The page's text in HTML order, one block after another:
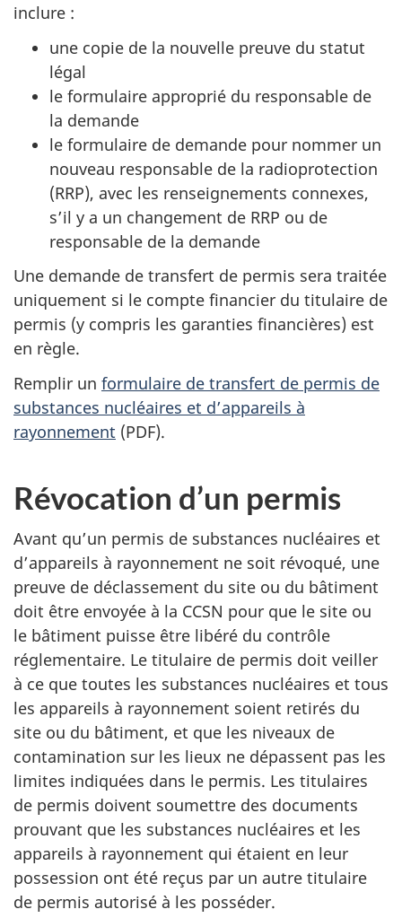
inclure :
une copie de la nouvelle preuve du statut
légal
le formulaire approprié du responsable de
la demande
le formulaire de demande pour nommer un
nouveau responsable de la radioprotection
(RRP), avec les renseignements connexes,
s’il y a un changement de RRP ou de
responsable de la demande
Une demande de transfert de permis sera traitée
uniquement si le compte financier du titulaire de
permis (y compris les garanties financières) est
en règle.
Remplir un formulaire de transfert de permis de
substances nucléaires et d’appareils à
rayonnement (PDF).
Révocation d’un permis
Avant qu’un permis de substances nucléaires et
d’appareils à rayonnement ne soit révoqué, une
preuve de déclassement du site ou du bâtiment
doit être envoyée à la CCSN pour que le site ou
le bâtiment puisse être libéré du contrôle
réglementaire. Le titulaire de permis doit veiller
à ce que toutes les substances nucléaires et tous
les appareils à rayonnement soient retirés du
site ou du bâtiment, et que les niveaux de
contamination sur les lieux ne dépassent pas les
limites indiquées dans le permis. Les titulaires
de permis doivent soumettre des documents
prouvant que les substances nucléaires et les
appareils à rayonnement qui étaient en leur
possession ont été reçus par un autre titulaire
de permis autorisé à les posséder.